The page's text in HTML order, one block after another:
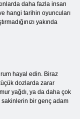
daha fazla insan
hangi tarihin oyuncuları
yakında
hayal edin. Biraz
dozlarda zarar
yağdı, ya da daha çok
bir genç adam